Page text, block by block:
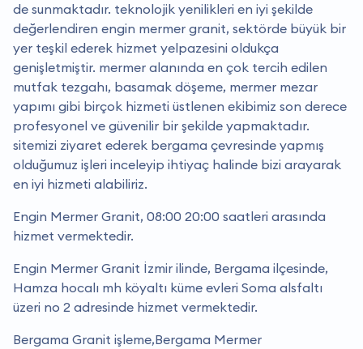
de sunmaktadır. teknolojik yenilikleri en iyi şekilde
değerlendiren engin mermer granit, sektörde büyük bir
yer teşkil ederek hizmet yelpazesini oldukça
genişletmiştir. mermer alanında en çok tercih edilen
mutfak tezgahı, basamak döşeme, mermer mezar
yapımı gibi birçok hizmeti üstlenen ekibimiz son derece
profesyonel ve güvenilir bir şekilde yapmaktadır.
sitemizi ziyaret ederek bergama çevresinde yapmış
olduğumuz işleri inceleyip ihtiyaç halinde bizi arayarak
en iyi hizmeti alabiliriz.
Engin Mermer Granit, 08:00 20:00 saatleri arasında
hizmet vermektedir.
Engin Mermer Granit İzmir ilinde, Bergama ilçesinde,
Hamza hocalı mh köyaltı küme evleri Soma alsfaltı
üzeri no 2 adresinde hizmet vermektedir.
Bergama Granit işleme,Bergama Mermer